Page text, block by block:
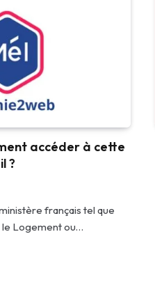
accéder à cette
?
français tel que
le Logement ou…